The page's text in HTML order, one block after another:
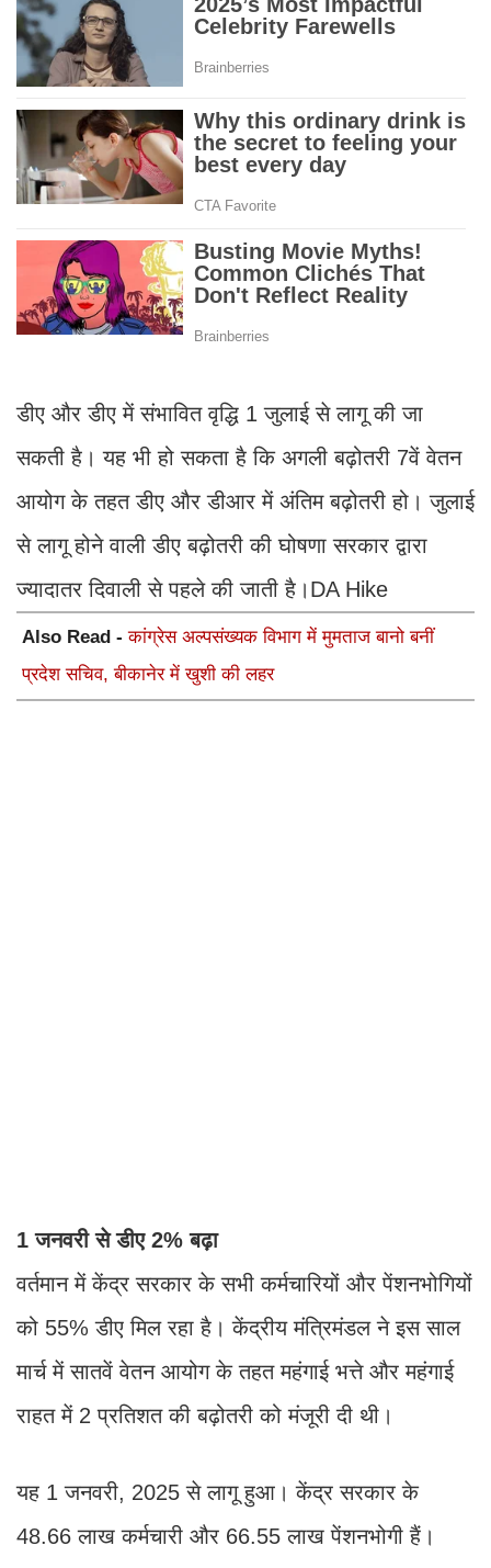
डीए और डीए में संभावित वृद्धि 1 जुलाई से लागू की जा
सकती है। यह भी हो सकता है कि अगली बढ़ोतरी 7वें वेतन
आयोग के तहत डीए और डीआर में अंतिम बढ़ोतरी हो। जुलाई
से लागू होने वाली डीए बढ़ोतरी की घोषणा सरकार द्वारा
ज्यादातर दिवाली से पहले की जाती है।DA Hike
Also Read -कांग्रेस अल्पसंख्यक विभाग में मुमताज बानो बनीं
प्रदेश सचिव, बीकानेर में खुशी की लहर
1 जनवरी से डीए 2% बढ़ा
वर्तमान में केंद्र सरकार के सभी कर्मचारियों और पेंशनभोगियों
को 55% डीए मिल रहा है। केंद्रीय मंत्रिमंडल ने इस साल
मार्च में सातवें वेतन आयोग के तहत महंगाई भत्ते और महंगाई
राहत में 2 प्रतिशत की बढ़ोतरी को मंजूरी दी थी।
यह 1 जनवरी, 2025 से लागू हुआ। केंद्र सरकार के
48.66 लाख कर्मचारी और 66.55 लाख पेंशनभोगी हैं।